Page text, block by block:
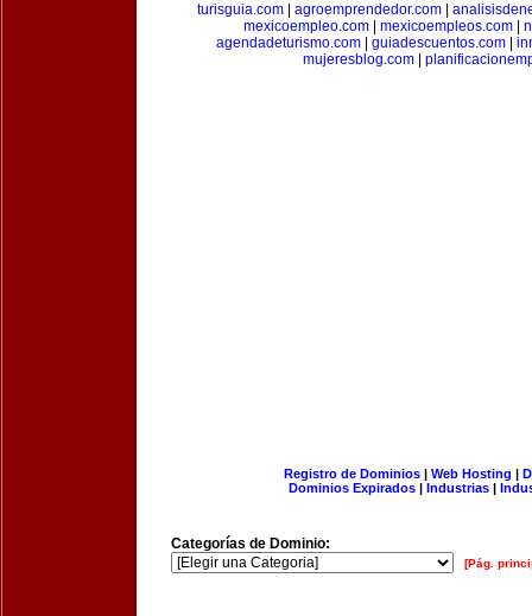
turisguia.com
agroemprendedor.com
mexicoempleo.com
mexicoempleos.com
agendadeturismo.com
guiadescuentos.com
mujeresblog.com|
Registro de Dominios| Web Hosting |
Dominios Expirados | Industrias |
Categorías de Dominio:
[Pág.